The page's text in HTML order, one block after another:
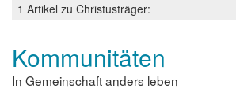
1 Artikel zu Christusträger:
Kommunitäten
In Gemeinschaft anders leben